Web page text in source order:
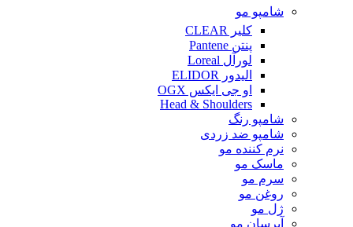
شامپو مو
کلیر CLEAR
پنتن Pantene
لورآل Loreal
الیدور ELIDOR
او جی ایکس OGX
Head & Shoulders
شامپو رنگ
شامپو ضد زردی
نرم کننده مو
ماسک مو
سرم مو
روغن مو
ژل مو
آبرسان مو